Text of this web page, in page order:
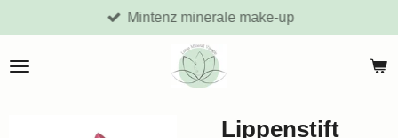
direct
naar
Mintenz minerale make-up
Lippenstift